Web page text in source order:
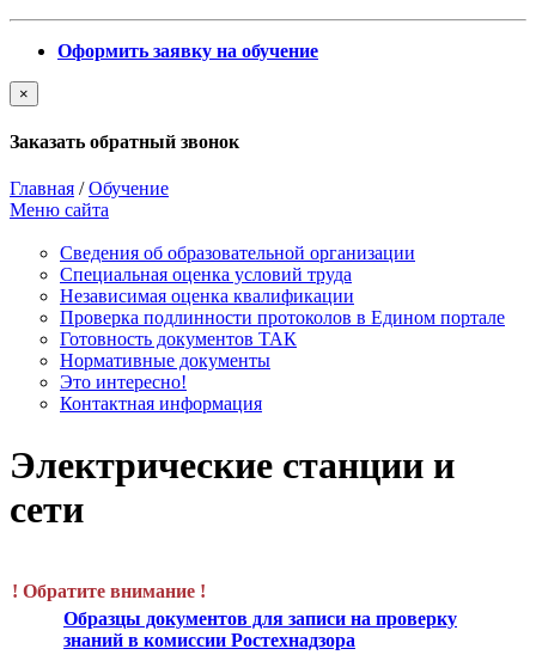
Оформить заявку на обучение
×
Заказать обратный звонок
Главная /Обучение
Меню сайта
Сведения об образовательной организации
Cпециальная оценка условий труда
Независимая оценка квалификации
Проверка подлинности протоколов в Едином портале
Готовность документов ТАК
Нормативные документы
Это интересно!
Контактная информация
Электрические станции и
сети
! Обратите внимание !
Образцы документов для записи на проверку
знаний в комиссии Ростехнадзора